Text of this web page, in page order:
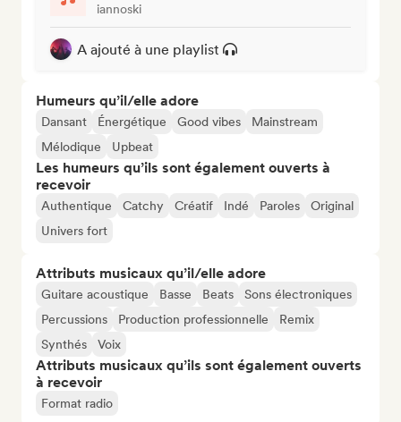
iannoski
A ajouté à une playlist
Humeurs qu’il/elle adore
Dansant Énergétique Good vibes
Mainstream
Mélodique
Upbeat
Les humeurs qu’ils sont également ouverts à
recevoir
Authentique Catchy Créatif Indé Paroles
Original
Univers fort
Attributs musicaux qu’il/elle adore
Guitare acoustique Basse Beats
Sons électroniques
Percussions
Production professionnelle
Remix
Synthés
Voix
Attributs musicaux qu’ils sont également ouverts
à recevoir
Format radio